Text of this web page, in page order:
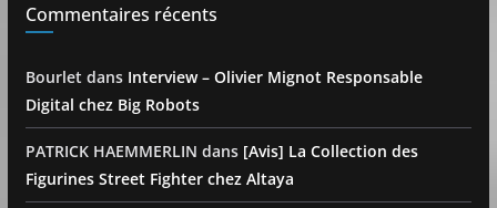
Commentaires récents
Bourlet dans Interview – Olivier Mignot Responsable
Digital chez Big Robots
PATRICK HAEMMERLIN dans [Avis] La Collection des
Figurines Street Fighter chez Altaya